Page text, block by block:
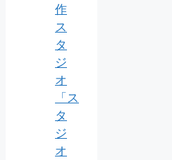
作
ス
タ
ジ
オ
「ス
タ
ジ
オ